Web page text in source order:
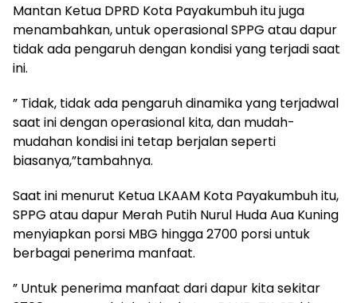
Mantan Ketua DPRD Kota Payakumbuh itu juga
menambahkan, untuk operasional SPPG atau dapur
tidak ada pengaruh dengan kondisi yang terjadi saat
ini.
” Tidak, tidak ada pengaruh dinamika yang terjadwal
saat ini dengan operasional kita, dan mudah-
mudahan kondisi ini tetap berjalan seperti
biasanya,”tambahnya.
Saat ini menurut Ketua LKAAM Kota Payakumbuh itu,
SPPG atau dapur Merah Putih Nurul Huda Aua Kuning
menyiapkan porsi MBG hingga 2700 porsi untuk
berbagai penerima manfaat.
” Untuk penerima manfaat dari dapur kita sekitar